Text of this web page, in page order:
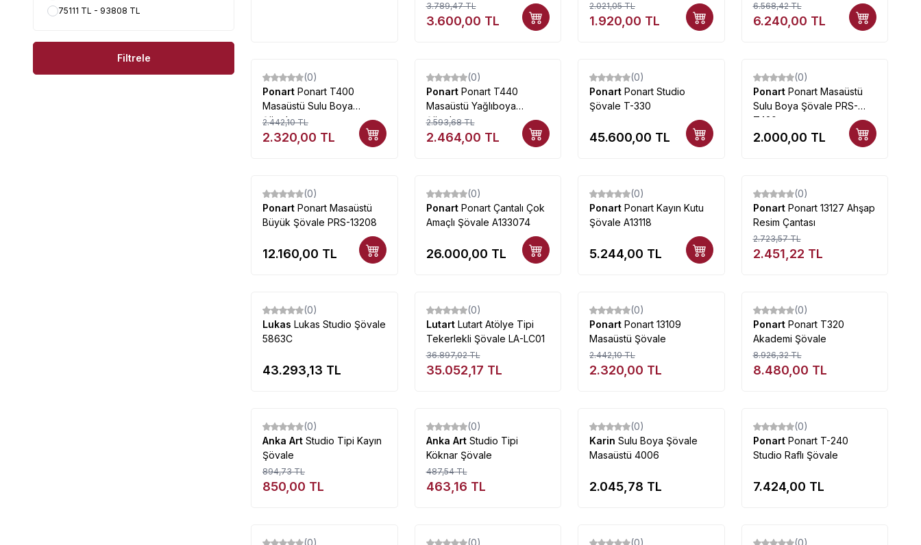
75111 TL - 93808 TL
Filtrele
3.789,47TL
3.600,00 TL
2.021,05TL
1.920,00 TL
6.568,42TL
6.240,00 TL
%5
(0)
Ponart Ponart T400
Masaüstü Sulu Boya
Şövale
2.442,10TL
2.320,00 TL
%5
(0)
Ponart Ponart T440
Masaüstü Yağlıboya
Şövale
2.593,68TL
2.464,00 TL
(0)
Ponart Ponart Studio
Şövale T-330
45.600,00 TL
(0)
Ponart Ponart Masaüstü
Sulu Boya Şövale PRS-
T420
2.000,00 TL
(0)
Ponart Ponart Masaüstü
Büyük Şövale PRS-13208
12.160,00 TL
(0)
Ponart Ponart Çantalı Çok
Amaçlı Şövale A133074
26.000,00 TL
(0)
Ponart Ponart Kayın Kutu
Şövale A13118
5.244,00 TL
%10
(0)
Ponart Ponart 13127 Ahşap
Resim Çantası
2.723,57TL
2.451,22 TL
(0)
Lukas Lukas Studio Şövale
5863C
43.293,13 TL
%5
(0)
Lutart Lutart Atölye Tipi
Tekerlekli Şövale LA-LC01
36.897,02TL
35.052,17 TL
%5
(0)
Ponart Ponart 13109
Masaüstü Şövale
2.442,10TL
2.320,00 TL
%5
(0)
Ponart Ponart T320
Akademi Şövale
8.926,32TL
8.480,00 TL
%5
(0)
Anka Art Studio Tipi Kayın
Şövale
894,73TL
850,00 TL
%5
(0)
Anka Art Studio Tipi
Köknar Şövale
487,54TL
463,16 TL
(0)
Karin Sulu Boya Şövale
Masaüstü 4006
2.045,78 TL
(0)
Ponart Ponart T-240
Studio Raflı Şövale
7.424,00 TL
(0)
(0)
(0)
(0)